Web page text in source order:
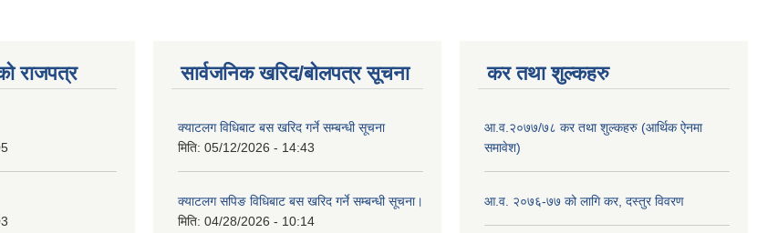
राजपत्र सार्वजनिक खरिद/बोलपत्र सूचना
क्याटलग विधिबाट बस खरिद गर्ने सम्बन्धी सूचना
मिति: 05/12/2026 - 14:43
क्याटलग सपिङ विधिबाट बस खरिद गर्ने सम्बन्धी सूचना।
मिति: 04/28/2026 - 10:14
कर तथा शुल्कहरु
आ.व.२०७७/७८ कर तथा शुल्कहरु (आर्थिक ऐनमा
समावेश)
आ.व. २०७६-७७ को लागि कर, दस्तुर विवरण